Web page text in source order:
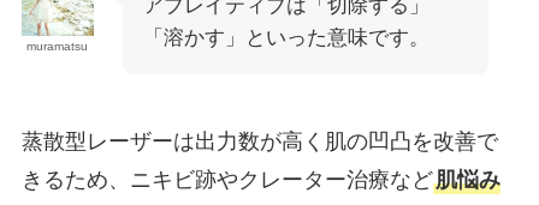
muramatsu
アブレイティブは「切除する」
「溶かす」といった意味です。
蒸散型レーザーは出力数が高く肌の凹凸を改善で
きるため、ニキビ跡やクレーター治療など肌悩み